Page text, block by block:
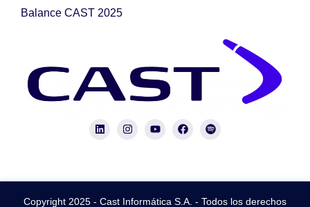
Balance CAST 2025
Copyright 2025 - Cast Informática S.A. - Todos los derechos